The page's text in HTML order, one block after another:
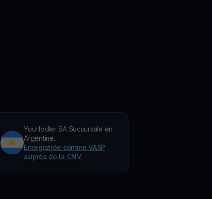
YouHodler SA Succursale en
Argentine.
Enregistrée comme VASP
auprès de la CNV.